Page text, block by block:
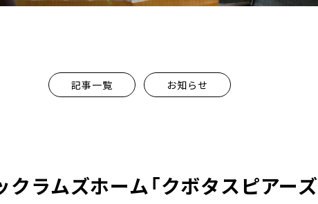
記事一覧 お知らせ
ムズホーム「クボタスピアーズ